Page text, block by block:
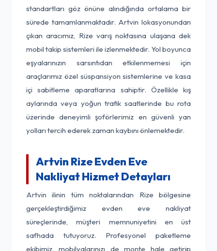
standartları göz önüne alındığında ortalama bir
sürede tamamlanmaktadır. Artvin lokasyonundan
çıkan aracımız, Rize varış noktasına ulaşana dek
mobil takip sistemleri ile izlenmektedir. Yol boyunca
eşyalarınızın sarsıntıdan etkilenmemesi için
araçlarımız özel süspansiyon sistemlerine ve kasa
içi sabitleme aparatlarına sahiptir. Özellikle kış
aylarında veya yoğun trafik saatlerinde bu rota
üzerinde deneyimli şoförlerimiz en güvenli yan
yolları tercih ederek zaman kaybını önlemektedir.
Artvin Rize Evden Eve
Nakliyat Hizmet Detayları
Artvin ilinin tüm noktalarından Rize bölgesine
gerçekleştirdiğimiz evden eve nakliyat
süreçlerinde, müşteri memnuniyetini en üst
safhada tutuyoruz. Profesyonel paketleme
ekibimiz, mobilyalarınızı de monte hale getirip